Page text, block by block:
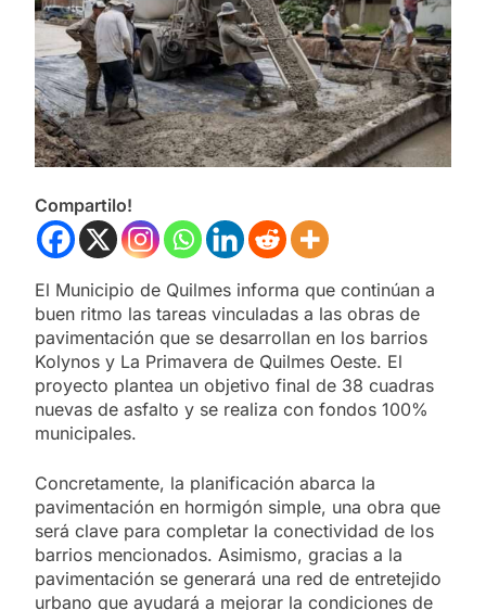
Compartilo!
El Municipio de Quilmes informa que continúan a
buen ritmo las tareas vinculadas a las obras de
pavimentación que se desarrollan en los barrios
Kolynos y La Primavera de Quilmes Oeste. El
proyecto plantea un objetivo final de 38 cuadras
nuevas de asfalto y se realiza con fondos 100%
municipales.
Concretamente, la planificación abarca la
pavimentación en hormigón simple, una obra que
será clave para completar la conectividad de los
barrios mencionados. Asimismo, gracias a la
pavimentación se generará una red de entretejido
urbano que ayudará a mejorar la condiciones de